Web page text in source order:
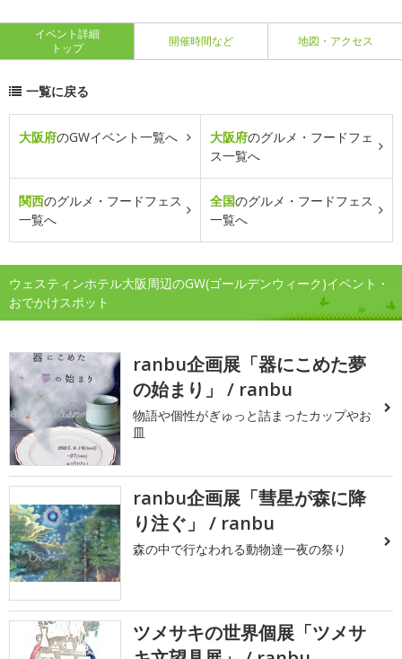
イベント詳細
トップ
開催時間など 地図・アクセス
一覧に戻る
大阪府のGWイベント一覧へ 大阪府のグルメ・フードフェ
ス一覧へ
関西のグルメ・フードフェス
一覧へ
全国のグルメ・フードフェス
一覧へ
ウェスティンホテル大阪周辺のGW(ゴールデンウィーク)イベント・
おでかけスポット
ranbu企画展「器にこめた夢
の始まり」 / ranbu
物語や個性がぎゅっと詰まったカップやお
皿
ranbu企画展「彗星が森に降
り注ぐ」 / ranbu
森の中で行なわれる動物達一夜の祭り
ツメサキの世界個展「ツメサ